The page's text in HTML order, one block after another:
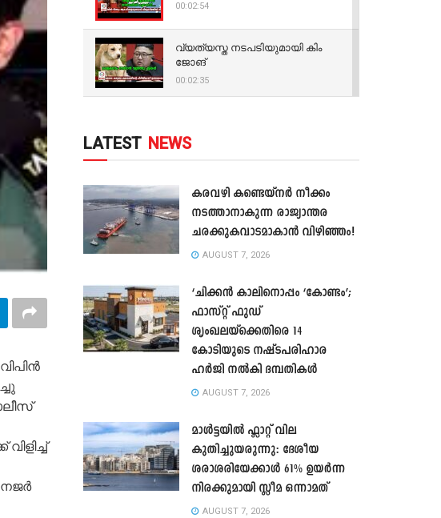
00:02:54
വ്യത്യസ്ത നടപടിയുമായി കിം
ജോങ്
00:02:35
LATEST NEWS
കരവഴി കണ്ടെയ്നർ നീക്കം
നടത്താനാകുന്ന രാജ്യാന്തര
ചരക്കുകവാടമാകാൻ വിഴിഞ്ഞം!
AUGUST 7, 2026
‘ചിക്കൻ കാലിനൊപ്പം ‘കോണ്ടം’;
ഫാസ്റ്റ് ഫുഡ്
ശൃംഖലയ്ക്കെതിരെ 14
കോടിയുടെ നഷ്ടപരിഹാര
ഹർജി നൽകി ദമ്പതികൾ
AUGUST 7, 2026
മാൾട്ടയിൽ ഫ്ലാറ്റ് വില
കുതിച്ചുയരുന്നു: ദേശീയ
ശരാശരിയേക്കാൾ 61% ഉയർന്ന
നിരക്കുമായി സ്ലീമ ഒന്നാമത്
AUGUST 7, 2026